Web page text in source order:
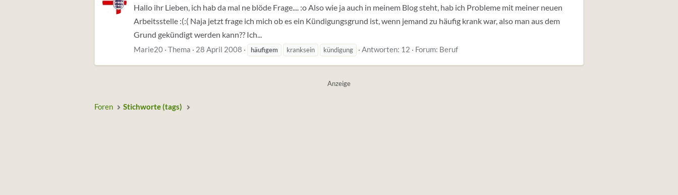
Hallo ihr Lieben, ich hab da mal ne blöde Frage.... :o Also wie ja auch in meinem Blog steht, hab ich Probleme mit meiner neuen
Arbeitsstelle :(:( Naja jetzt frage ich mich ob es ein Kündigungsgrund ist, wenn jemand zu häufig krank war, also man aus dem
Grund gekündigt werden kann?? Ich...
Marie20 Thema 28 April 2008 häufigem kranksein kündigung Antworten: 12 Forum: Beruf
Anzeige
Foren Stichworte (tags)